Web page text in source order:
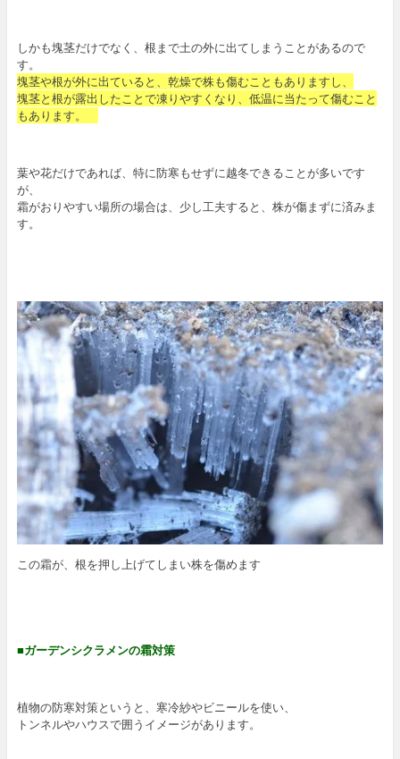
しかも塊茎だけでなく、根まで土の外に出てしまうことがあるので
す。
塊茎や根が外に出ていると、乾燥で株も傷むこともありますし、
塊茎と根が露出したことで凍りやすくなり、低温に当たって傷むこと
もあります。
葉や花だけであれば、特に防寒もせずに越冬できることが多いです
が、
霜がおりやすい場所の場合は、少し工夫すると、株が傷まずに済みま
す。
この霜が、根を押し上げてしまい株を傷めます
■ガーデンシクラメンの霜対策
植物の防寒対策というと、寒冷紗やビニールを使い、
トンネルやハウスで囲うイメージがあります。